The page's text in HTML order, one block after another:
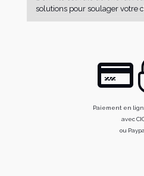
solutions pour soulager votre
Paiement en
avec
ou